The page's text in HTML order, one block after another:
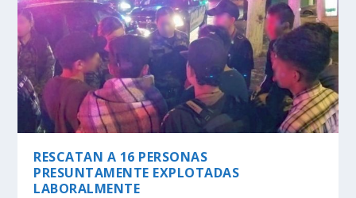
RESCATAN A 16 PERSONAS
PRESUNTAMENTE EXPLOTADAS
LABORALMENTE